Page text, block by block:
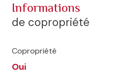
informations
de copropriété
Copropriété
Oui